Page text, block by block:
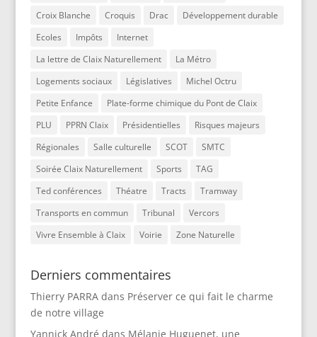
Croix Blanche
Croquis Drac
Développement durable
Ecoles
Impôts
Internet
La lettre de Claix Naturellement
La Métro
Logements sociaux
Législatives
Michel Octru
Petite Enfance
Plate-forme chimique du Pont de Claix
PLU
PPRN Claix Présidentielles
Risques majeurs
Régionales
Salle culturelle SCOT
SMTC
Soirée Claix Naturellement
Sports
TAG
Ted conférences
Théatre Tracts
Tramway
Transports en commun
Tribunal
Vercors
Vivre Ensemble à Claix
Voirie Zone Naturelle
Derniers commentaires
Thierry PARRAdans Préserver ce qui fait le charme
de notre village
Yannick André dans Mélanie Huguenet, une